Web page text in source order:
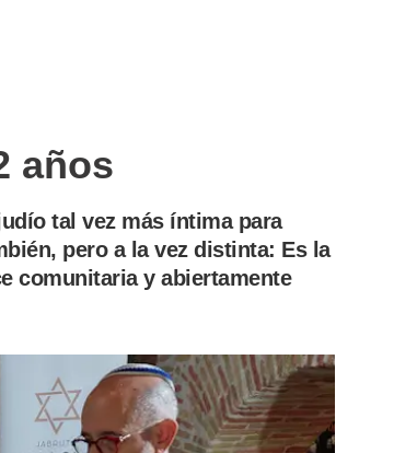
años
tal vez más íntima para
pero a la vez distinta: Es la
comunitaria y abiertamente